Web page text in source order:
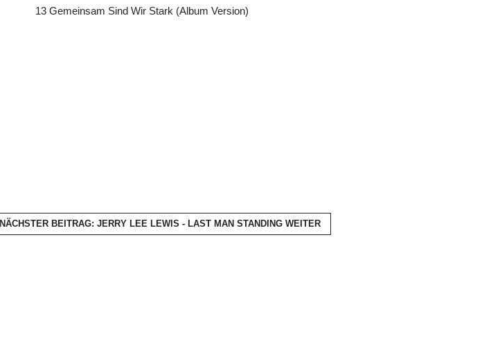
13 Gemeinsam Sind Wir Stark (Album Version)
NÄCHSTER BEITRAG: JERRY LEE LEWIS - LAST MAN STANDING WEITER